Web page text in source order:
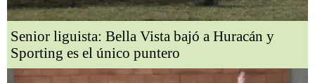
Senior liguista: Bella Vista bajó a Huracán y
Sporting es el único puntero